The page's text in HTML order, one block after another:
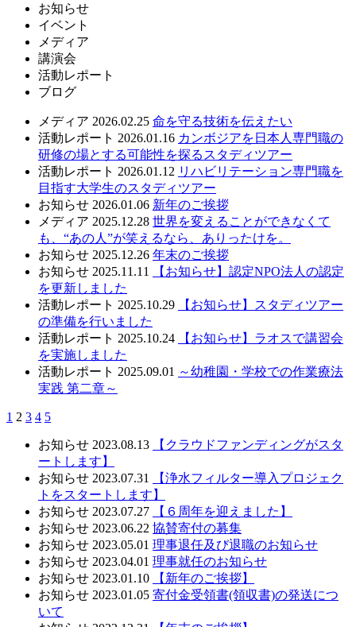
お知らせ
イベント
メディア
講演会
活動レポート
ブログ
メディア 2026.02.25 命を守る技術を伝えたい
活動レポート 2026.01.16 カンボジアを日本人専門職の
研修の場とする可能性を探るスタディツアー
活動レポート 2026.01.12 リハビリテーション専門職を
目指す大学生のスタディツアー
お知らせ 2026.01.06 新年のご挨拶
メディア 2025.12.28 世界を変えることができなくて
も、“あの人”が笑えるなら、ありったけを。
お知らせ 2025.12.26 年末のご挨拶
お知らせ 2025.11.11
【お知らせ】認定NPO法人の認定
を更新しました
活動レポート 2025.10.29
【お知らせ】スタディツアー
の準備を行いました
活動レポート 2025.10.24
【お知らせ】ラオスで講習会
を実施しました
活動レポート 2025.09.01 ～幼稚園・学校での作業療法
実践 第二章～
1 2 3 4 5
お知らせ 2023.08.13
【クラウドファンディングがスタ
ートします】
お知らせ 2023.07.31
【浄水フィルター導入プロジェク
トをスタートします】
お知らせ 2023.07.27
【６周年を迎えました】
お知らせ 2023.06.22 協賛寄付の募集
お知らせ 2023.05.01 理事退任及び退職のお知らせ
お知らせ 2023.04.01 理事就任のお知らせ
お知らせ 2023.01.10
【新年のご挨拶】
お知らせ 2023.01.05 寄付金受領書(領収書)の発送につ
いて